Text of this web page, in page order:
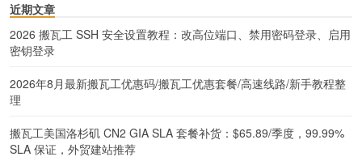
近期文章
2026 搬瓦工 SSH 安全设置教程：改高位端口、禁用密码登录、启用
密钥登录
2026年8月最新搬瓦工优惠码/搬瓦工优惠套餐/高速线路/新手教程整
理
搬瓦工美国洛杉矶 CN2 GIA SLA 套餐补货：$65.89/季度，99.99%
SLA 保证，外贸建站推荐